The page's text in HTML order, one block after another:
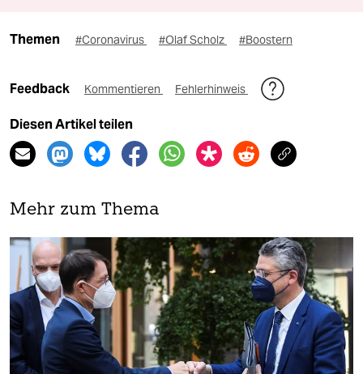
Themen #Coronavirus #Olaf Scholz #Boostern
Feedback Kommentieren Fehlerhinweis
Diesen Artikel teilen
Mehr zum Thema